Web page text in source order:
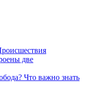
две
Что важно знать